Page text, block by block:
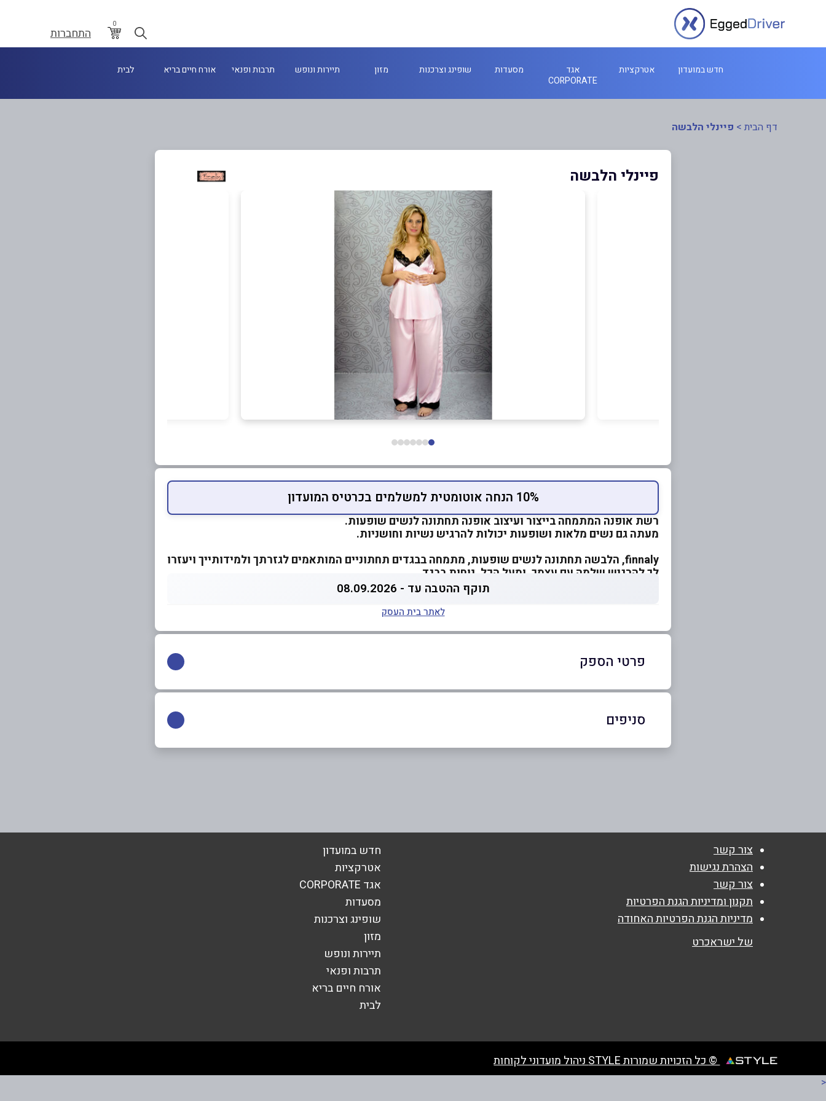
0
התחברות
חדש במועדון אטרקציות
אגד
CORPORATE
מסעדות שופינג וצרכנות מזון תיירות ונופש תרבות ופנאי אורח חיים בריא לבית
דף הבית > פיינלי הלבשה
פיינלי הלבשה
10% הנחה אוטומטית למשלמים בכרטיס המועדון
רשת אופנה המתמחה בייצור ועיצוב אופנה תחתונה לנשים שופעות.
מעתה גם נשים מלאות ושופעות יכולות להרגיש נשיות וחושניות.
finnaly, הלבשה תחתונה לנשים שופעות, מתמחה בבגדים תחתוניים המותאמים לגזרתך ולמידותייך ויעזרו
לך להרגיש שלמה עם עצמך, ומעל הכל, נוחות בבגד.
תוקף ההטבה עד - 08.09.2026
לאתר בית העסק
פרטי הספק
אימייל*
אנא חזרו אלי בקשר ל...
סניפים
צור קשר
הצהרת נגישות
צור קשר
תקנון ומדיניות הגנת הפרטיות
מדיניות הגנת הפרטיות האחודה
של ישראכרט
חדש במועדון
אטרקציות
אגד CORPORATE
מסעדות
שופינג וצרכנות
מזון
תיירות ונופש
תרבות ופנאי
אורח חיים בריא
לבית
© כל הזכויות שמורות STYLE ניהול מועדוני לקוחות
<